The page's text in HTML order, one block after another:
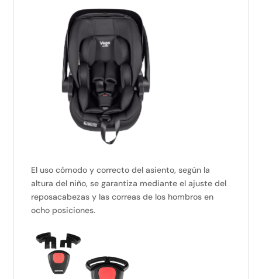
El uso cómodo y correcto del asiento, según la
altura del niño, se garantiza mediante el ajuste del
reposacabezas y las correas de los hombros en
ocho posiciones.